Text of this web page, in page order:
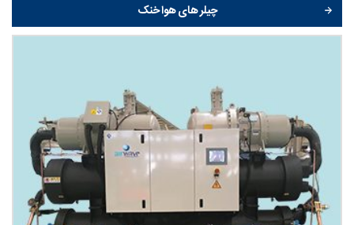
چیلر های هوا خنک